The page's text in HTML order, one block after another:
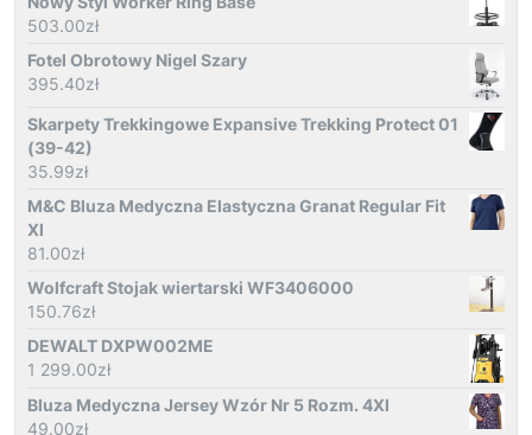
503.00zł
Fotel Obrotowy Nigel Szary
395.40zł
Skarpety Trekkingowe Expansive Trekking Protect 01
(39-42)
35.99zł
M&C Bluza Medyczna Elastyczna Granat Regular Fit
Xl
81.00zł
Wolfcraft Stojak wiertarski WF3406000
150.76zł
DEWALT DXPW002ME
1 299.00zł
Bluza Medyczna Jersey Wzór Nr 5 Rozm. 4Xl
49.00zł